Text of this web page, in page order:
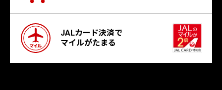
JALカード決済で
マイルがたまる